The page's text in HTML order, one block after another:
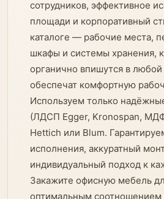
сотрудников, эффективное
площади и корпоративный
каталоге — рабочие места,
шкафы и системы хранения,
органично впишутся в любой
обеспечат комфортную
Используем только
(ЛДСП Egger, Kronospan,
Hettich или Blum.
исполнения, аккуратный
индивидуальный подход к
Закажите офисную мебель
оптимальным соотношением